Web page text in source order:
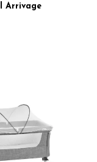
Arrivage